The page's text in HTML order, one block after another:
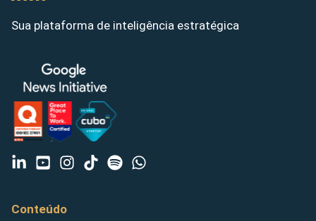
Sua plataforma de inteligência estratégica
Conteúdo